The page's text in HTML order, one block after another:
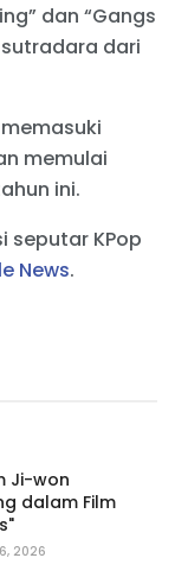
dan “Gangs
dari
memulai
ini.
seputar KPop
News.
Ji-won
dalam Film
2026